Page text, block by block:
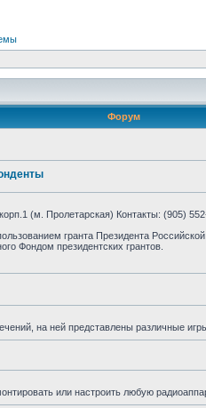
Форум
(м. Пролетарская) Контакты: (905)
гранта Президента
Фондом президентских грантов.
на ней представлены различные
или настроить любую